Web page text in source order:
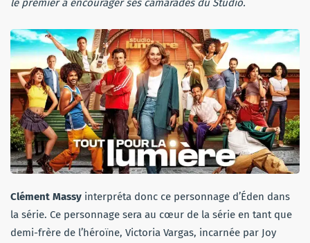
le premier à encourager ses camarades du Studio.
Clément Massy interpréta donc ce personnage d’Éden dans
la série. Ce personnage sera au cœur de la série en tant que
demi-frère de l’héroïne, Victoria Vargas, incarnée par Joy